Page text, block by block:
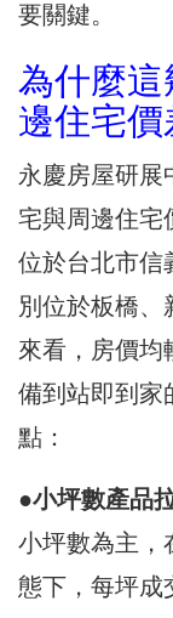
要關鍵。
為什麼這
邊住宅價
永慶房屋研展
宅與周邊住宅
位於台北市信
別位於板橋、
來看，房價均
備到站即到家
點：
●小坪數產品
小坪數為主，
態下，每坪成